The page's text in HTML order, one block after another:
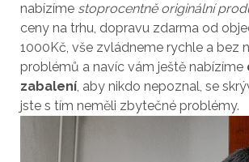
nabízíme stoprocentně originální
ceny na trhu, dopravu zdarma od
1000Kč, vše zvládneme rychle a bez
problémů a navíc vám ještě nabízíme
zabalení, aby nikdo nepoznal, se
jste s tím neměli zbytečné problémy.